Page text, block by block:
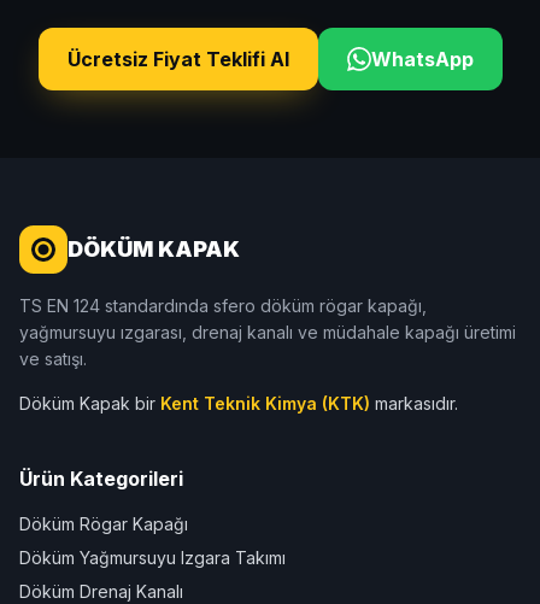
Ücretsiz Fiyat Teklifi Al WhatsApp
DÖKÜM KAPAK
TS EN 124 standardında sfero döküm rögar kapağı,
yağmursuyu ızgarası, drenaj kanalı ve müdahale kapağı üretimi
ve satışı.
Döküm Kapak bir Kent Teknik Kimya (KTK) markasıdır.
Ürün Kategorileri
Döküm Rögar Kapağı
Döküm Yağmursuyu Izgara Takımı
Döküm Drenaj Kanalı